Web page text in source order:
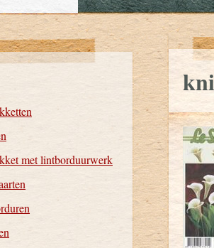
met lintborduurwerk